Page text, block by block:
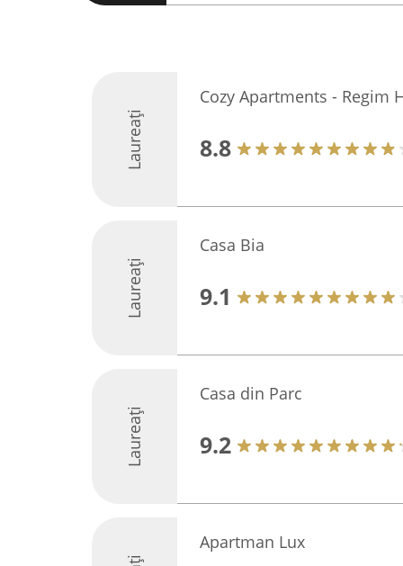
Laureați
Cozy Apartments - Regim
8.8
Laureați
Casa Bia
9.1
Laureați
Casa din Parc
9.2
Apartman Lux